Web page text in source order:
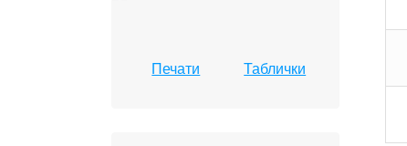
Печати Таблички